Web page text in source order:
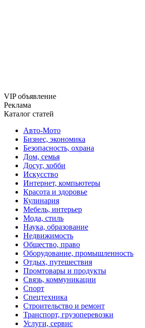
VIP объявление
Реклама
Каталог статей
Авто-Мото
Бизнес, экономика
Безопасность, охрана
Дом, семья
Досуг, хобби
Искусство
Интернет, компьютеры
Красота и здоровье
Кулинария
Мебель, интерьер
Мода, стиль
Наука, образование
Недвижимость
Общество, право
Оборудование, промышленность
Отдых, путешествия
Промтовары и продукты
Связь, коммуникации
Спорт
Спецтехника
Строительство и ремонт
Транспорт, грузоперевозки
Услуги, сервис